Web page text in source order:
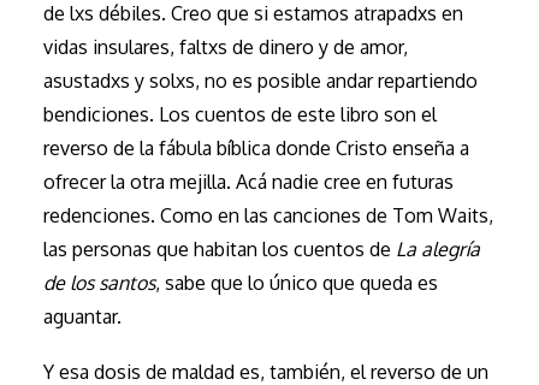
de lxs débiles. Creo que si estamos atrapadxs en
vidas insulares, faltxs de dinero y de amor,
asustadxs y solxs, no es posible andar repartiendo
bendiciones. Los cuentos de este libro son el
reverso de la fábula bíblica donde Cristo enseña a
ofrecer la otra mejilla. Acá nadie cree en futuras
redenciones. Como en las canciones de Tom Waits,
las personas que habitan los cuentos de La alegría
de los santos, sabe que lo único que queda es
aguantar.
Y esa dosis de maldad es, también, el reverso de un